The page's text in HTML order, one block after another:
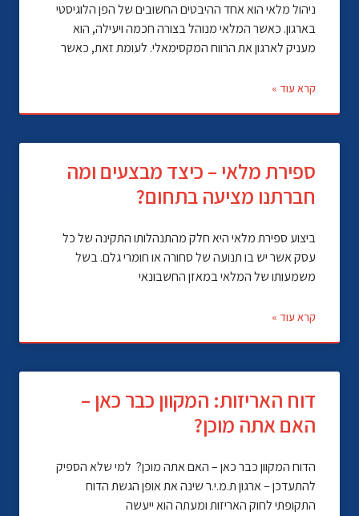
ניהול מלאי הוא אחד ההיבטים החשובים של הפן הלוגיסטי
בארגון. כאשר המלאי מנוהל בצורה חכמה ויעילה, הוא
מעניק לארגון את הרווח המקסימאלי. לעומת זאת, כאשר
קרא עוד »
ספירת מלאי – כיצד מבצעים ומה
חברתנו מציעה בתחום?
ביצוע ספירת מלאי היא חלק מהתנהלותו התקינה של כל
עסק אשר יש בו תנועה של סחורה או חומרי גלם. בשל
משמעותו של המלאי במאזן החשבונאי
קרא עוד »
דוח האריזות: המקוון כבר כאן –
האם אתה מוכן?
הדוח המקוון כבר כאן – האם אתה מוכן? למי שלא הספיק
להתעדכן – ארגון ת.מ.י.ר שינה את אופן הגשת הדוח
התקופתי לחוק האריזות ומעתה הוא ייעשה